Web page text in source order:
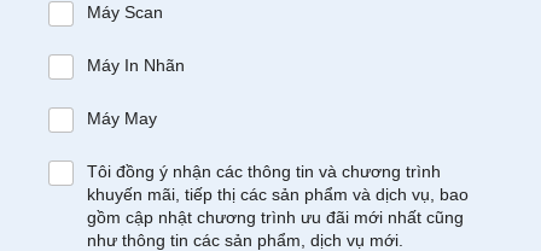
Máy Scan
Máy In Nhãn
Máy May
Tôi đồng ý nhận các thông tin và chương trình
khuyến mãi, tiếp thị các sản phẩm và dịch vụ, bao
gồm cập nhật chương trình ưu đãi mới nhất cũng
như thông tin các sản phẩm, dịch vụ mới.